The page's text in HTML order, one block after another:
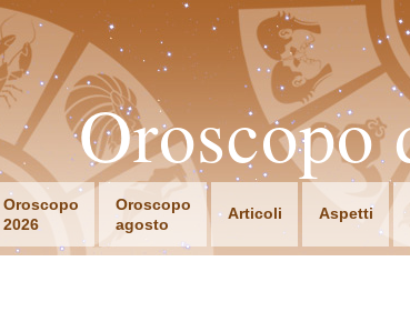
Oroscopo
Oroscopo
2026
Oroscopo
agosto
Articoli Aspetti